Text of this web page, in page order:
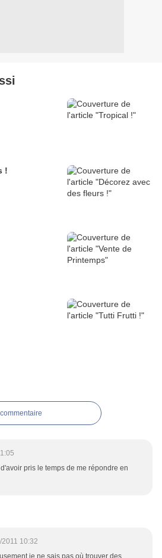
!
pris le temps de me répondre en
10:32
je ne sais pas où trouver des